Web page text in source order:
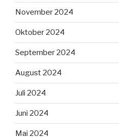
November 2024
Oktober 2024
September 2024
August 2024
Juli 2024
Juni 2024
Mai 2024